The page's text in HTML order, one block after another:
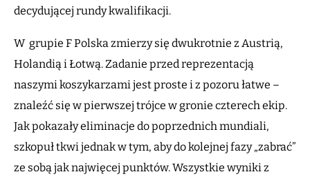
decydującej rundy kwalifikacji.
W grupie F Polska zmierzy się dwukrotnie z Austrią,
Holandią i Łotwą. Zadanie przed reprezentacją
naszymi koszykarzami jest proste i z pozoru łatwe –
znaleźć się w pierwszej trójce w gronie czterech ekip.
Jak pokazały eliminacje do poprzednich mundiali,
szkopuł tkwi jednak w tym, aby do kolejnej fazy „zabrać”
ze sobą jak najwięcej punktów. Wszystkie wyniki z